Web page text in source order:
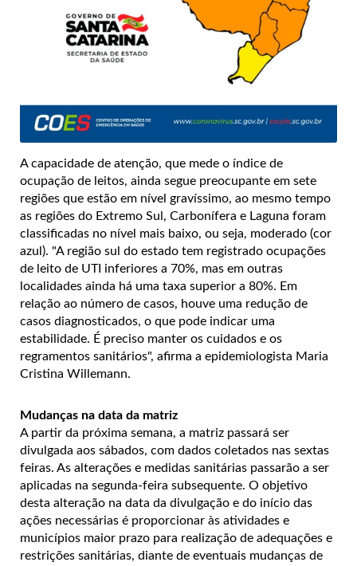
A capacidade de atenção, que mede o índice de
ocupação de leitos, ainda segue preocupante em sete
regiões que estão em nível gravíssimo, ao mesmo tempo
as regiões do Extremo Sul, Carbonífera e Laguna foram
classificadas no nível mais baixo, ou seja, moderado (cor
azul). "A região sul do estado tem registrado ocupações
de leito de UTI inferiores a 70%, mas em outras
localidades ainda há uma taxa superior a 80%. Em
relação ao número de casos, houve uma redução de
casos diagnosticados, o que pode indicar uma
estabilidade. É preciso manter os cuidados e os
regramentos sanitários", afirma a epidemiologista Maria
Cristina Willemann.
Mudanças na data da matriz
A partir da próxima semana, a matriz passará ser
divulgada aos sábados, com dados coletados nas sextas
feiras. As alterações e medidas sanitárias passarão a ser
aplicadas na segunda-feira subsequente. O objetivo
desta alteração na data da divulgação e do início das
ações necessárias é proporcionar às atividades e
municípios maior prazo para realização de adequações e
restrições sanitárias, diante de eventuais mudanças de